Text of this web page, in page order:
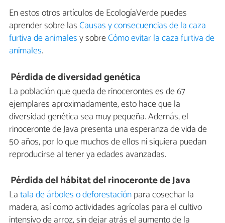
En estos otros artículos de EcologíaVerde puedes
aprender sobre lasCausas y consecuencias de la caza
furtiva de animalesy sobreCómo evitar la caza furtiva de
animales.
Pérdida de diversidad genética
La población que queda de rinocerontes es de 67
ejemplares aproximadamente, esto hace que la
diversidad genética sea muy pequeña. Además, el
rinoceronte de Java presenta una esperanza de vida de
50 años, por lo que muchos de ellos ni siquiera puedan
reproducirse al tener ya edades avanzadas.
Pérdida del hábitat del rinoceronte de Java
Latala de árboles o deforestaciónpara cosechar la
madera, así como actividades agrícolas para el cultivo